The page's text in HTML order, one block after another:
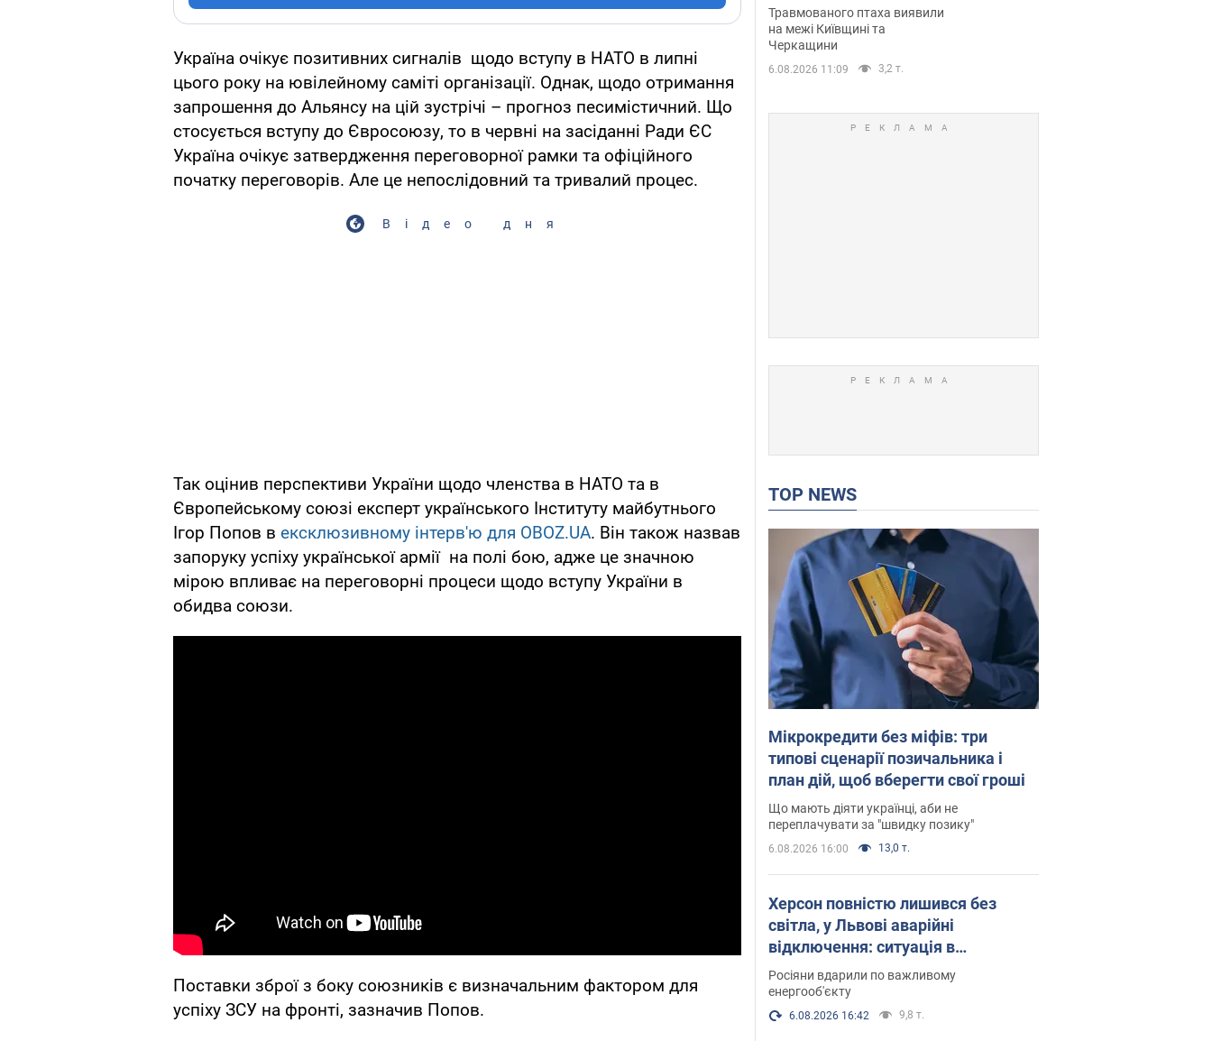
Україна очікує позитивних сигналів щодо вступу в НАТО в липні
цього року на ювілейному саміті організації. Однак, щодо отримання
запрошення до Альянсу на цій зустрічі – прогноз песимістичний. Що
стосується вступу до Євросоюзу, то в червні на засіданні Ради ЄС
Україна очікує затвердження переговорної рамки та офіційного
початку переговорів. Але це непослідовний та тривалий процес.
Відео дня
Так оцінив перспективи України щодо членства в НАТО та в
Європейському союзі експерт українського Інституту майбутнього
Ігор Попов в ексклюзивному інтерв'ю для OBOZ.UA. Він також назвав
запоруку успіху української армії на полі бою, адже це значною
мірою впливає на переговорні процеси щодо вступу України в
обидва союзи.
Поставки зброї з боку союзників є визначальним фактором для
успіху ЗСУ на фронті, зазначив Попов.
нетиповий маршрут.
Фото
Травмованого птаха виявили
на межі Київщині та
Черкащини
6.08.2026 11:09 3,2 т.
TOP NEWS
Мікрокредити без міфів: три
типові сценарії позичальника і
план дій, щоб вберегти свої гроші
Що мають діяти українці, аби не
переплачувати за "швидку позику"
6.08.2026 16:00 13,0 т.
Херсон повністю лишився без
світла, у Львові аварійні
відключення: ситуація в
енергосистемі 6 серпня
Росіяни вдарили по важливому
енергооб'єкту
6.08.2026 16:42 9,8 т.